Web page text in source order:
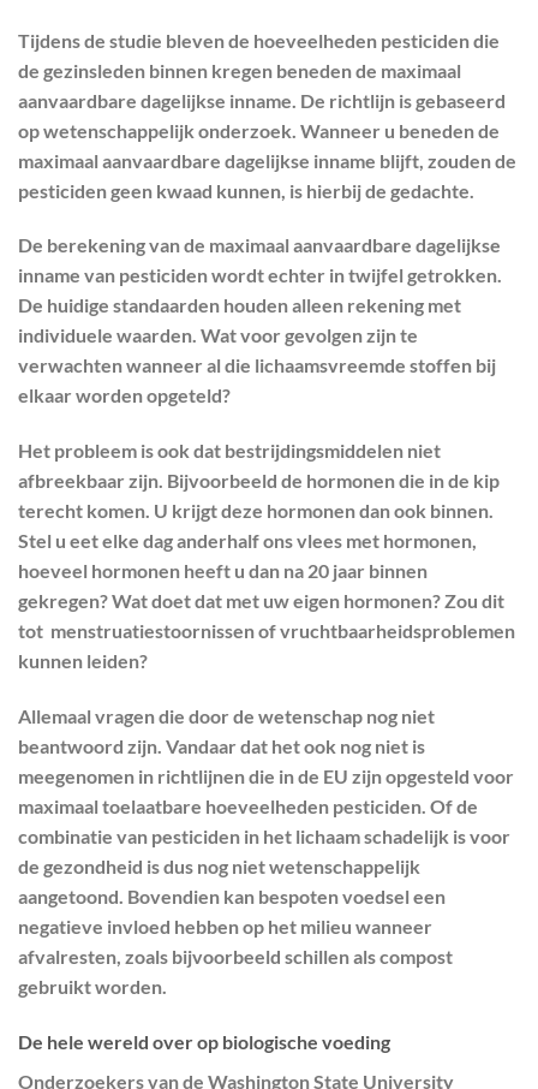
Tijdens de studie bleven de hoeveelheden pesticiden die
de gezinsleden binnen kregen beneden de maximaal
aanvaardbare dagelijkse inname. De richtlijn is gebaseerd
op wetenschappelijk onderzoek. Wanneer u beneden de
maximaal aanvaardbare dagelijkse inname blijft, zouden de
pesticiden geen kwaad kunnen, is hierbij de gedachte.
De berekening van de maximaal aanvaardbare dagelijkse
inname van pesticiden wordt echter in twijfel getrokken.
De huidige standaarden houden alleen rekening met
individuele waarden. Wat voor gevolgen zijn te
verwachten wanneer al die lichaamsvreemde stoffen bij
elkaar worden opgeteld?
Het probleem is ook dat bestrijdingsmiddelen niet
afbreekbaar zijn. Bijvoorbeeld de hormonen die in de kip
terecht komen. U krijgt deze hormonen dan ook binnen.
Stel u eet elke dag anderhalf ons vlees met hormonen,
hoeveel hormonen heeft u dan na 20 jaar binnen
gekregen? Wat doet dat met uw eigen hormonen? Zou dit
tot menstruatiestoornissen of vruchtbaarheidsproblemen
kunnen leiden?
Allemaal vragen die door de wetenschap nog niet
beantwoord zijn. Vandaar dat het ook nog niet is
meegenomen in richtlijnen die in de EU zijn opgesteld voor
maximaal toelaatbare hoeveelheden pesticiden. Of de
combinatie van pesticiden in het lichaam schadelijk is voor
de gezondheid is dus nog niet wetenschappelijk
aangetoond. Bovendien kan bespoten voedsel een
negatieve invloed hebben op het milieu wanneer
afvalresten, zoals bijvoorbeeld schillen als compost
gebruikt worden.
De hele wereld over op biologische voeding
Onderzoekers van de Washington State University